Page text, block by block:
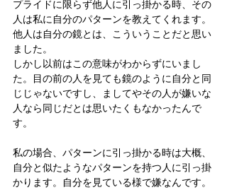
プライドに限らず他人に引っ掛かる時、その
人は私に自分のパターンを教えてくれます。
他人は自分の鏡とは、こういうことだと思い
ました。
しかし以前はこの意味がわからずにいまし
た。目の前の人を見ても鏡のように自分と同
じじゃないですし、ましてやその人が嫌いな
人なら同じだとは思いたくもなかったんで
す。
私の場合、パターンに引っ掛かる時は大概、
自分と似たようなパターンを持つ人に引っ掛
かります。自分を見ている様で嫌なんです。